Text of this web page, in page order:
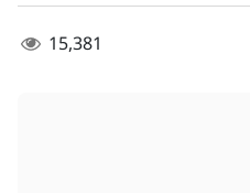
15,381